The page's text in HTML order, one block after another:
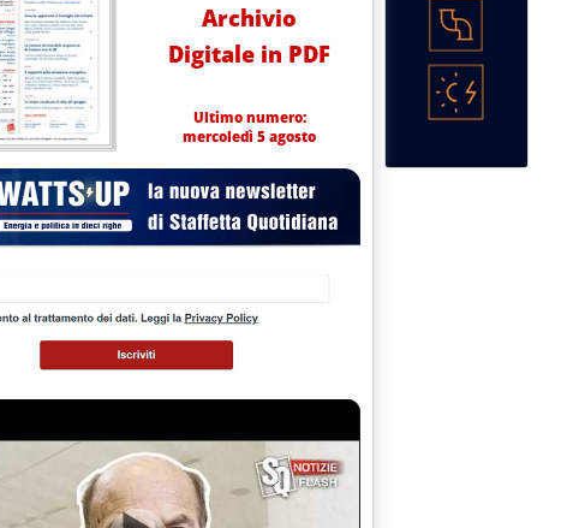
2010 alle 15.24.
“ristretto” UP-gestori'
Archivio
Digitale in PDF
Ultimo numero:
mercoledì 5 agosto